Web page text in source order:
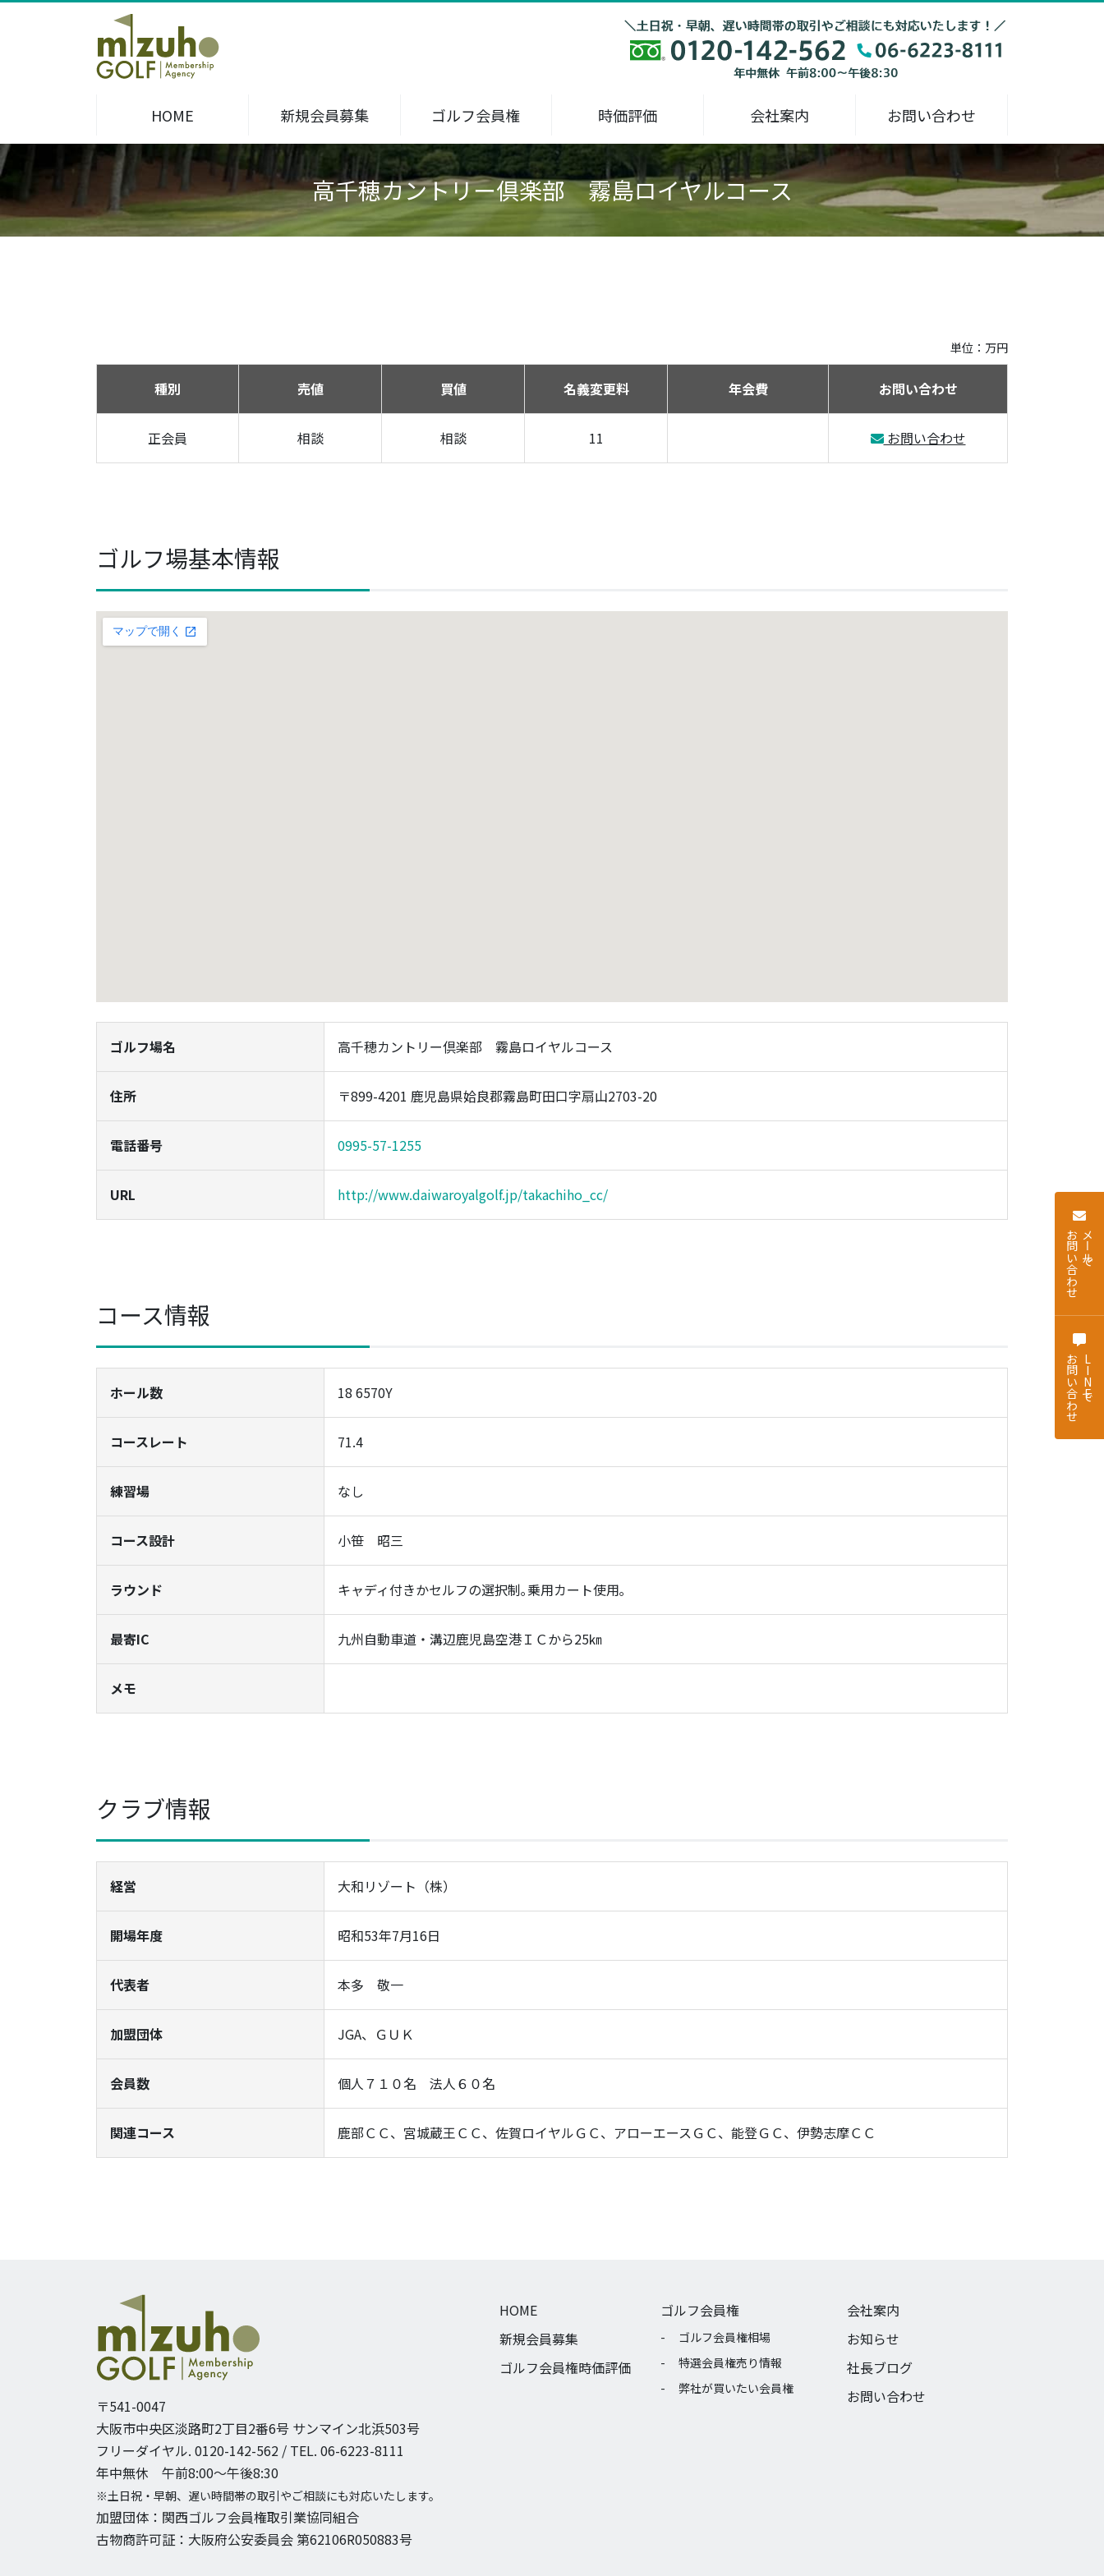
HOME 新規会員募集 ゴルフ会員権 時価評価 会社案内 お問い合わせ
高千穂カントリー倶楽部 霧島ロイヤルコース
単位：万円
種別 売値 買値 名義変更料 年会費 お問い合わせ
正会員 相談 相談 11 お問い合わせ
ゴルフ場基本情報
ゴルフ場名 高千穂カントリー倶楽部 霧島ロイヤルコース
住所 〒899-4201 鹿児島県姶良郡霧島町田口字扇山2703-20
電話番号 0995-57-1255
URL http://www.daiwaroyalgolf.jp/takachiho_cc/
コース情報
ホール数 18 6570Y
コースレート 71.4
練習場 なし
コース設計 小笹 昭三
ラウンド キャディ付きかセルフの選択制｡乗用カート使用｡
最寄IC 九州自動車道・溝辺鹿児島空港ＩＣから25㎞
メモ
クラブ情報
経営 大和リゾート（株）
開場年度 昭和53年7月16日
代表者 本多 敬一
加盟団体 JGA、ＧＵＫ
会員数 個人７１０名 法人６０名
関連コース 鹿部ＣＣ、宮城蔵王ＣＣ、佐賀ロイヤルＧＣ、アローエースＧＣ、能登ＧＣ、伊勢志摩ＣＣ
〒541-0047
大阪市中央区淡路町2丁目2番6号 サンマイン北浜503号
フリーダイヤル. 0120-142-562 / TEL. 06-6223-8111
年中無休 午前8:00〜午後8:30
※土日祝・早朝、遅い時間帯の取引やご相談にも対応いたします。
加盟団体：関西ゴルフ会員権取引業協同組合
古物商許可証：大阪府公安委員会 第62106R050883号
HOME
新規会員募集
ゴルフ会員権時価評価
ゴルフ会員権
ゴルフ会員権相場
特選会員権売り情報
弊社が買いたい会員権
会社案内
お知らせ
社長ブログ
お問い合わせ
LINEで
お問い合わせ
メールで
お問い合わせ